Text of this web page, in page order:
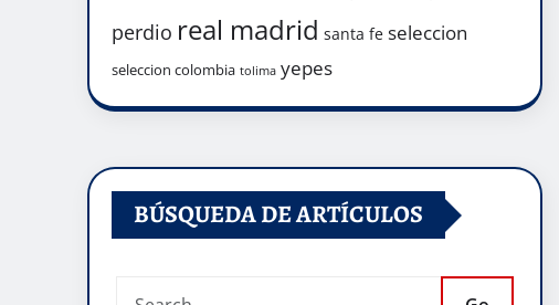
perdio real madrid santa fe seleccion
seleccion colombia tolima yepes
BÚSQUEDA DE ARTÍCULOS